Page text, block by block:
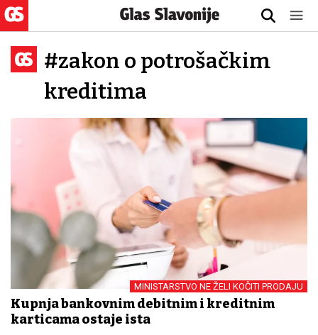
#zakon o potrošačkim
kreditima
MINISTARSTVO NE ŽELI KOČITI PRODAJU
Kupnja bankovnim debitnim i kreditnim
karticama ostaje ista